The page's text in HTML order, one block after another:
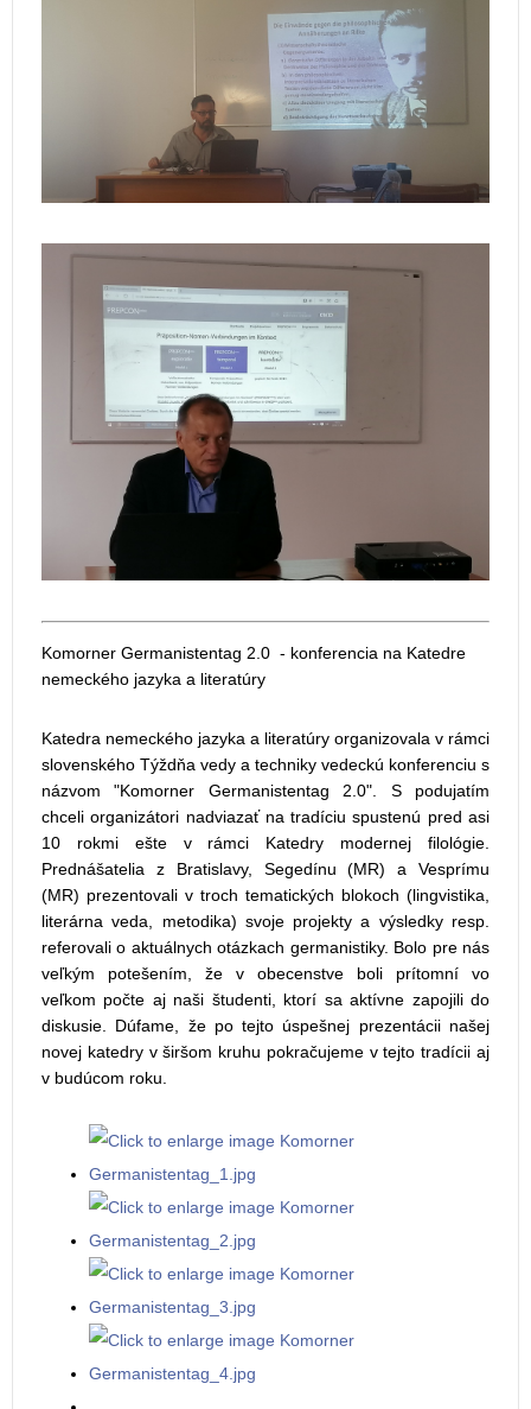
Komorner Germanistentag 2.0 - konferencia na Katedre
nemeckého jazyka a literatúry
Katedra nemeckého jazyka a literatúry organizovala v rámci
slovenského Týždňa vedy a techniky vedeckú konferenciu s
názvom "Komorner Germanistentag 2.0". S podujatím
chceli organizátori nadviazať na tradíciu spustenú pred asi
10 rokmi ešte v rámci Katedry modernej filológie.
Prednášatelia z Bratislavy, Segedínu (MR) a Vesprímu
(MR) prezentovali v troch tematických blokoch (lingvistika,
literárna veda, metodika) svoje projekty a výsledky resp.
referovali o aktuálnych otázkach germanistiky. Bolo pre nás
veľkým potešením, že v obecenstve boli prítomní vo
veľkom počte aj naši študenti, ktorí sa aktívne zapojili do
diskusie. Dúfame, že po tejto úspešnej prezentácii našej
novej katedry v širšom kruhu pokračujeme v tejto tradícii aj
v budúcom roku.